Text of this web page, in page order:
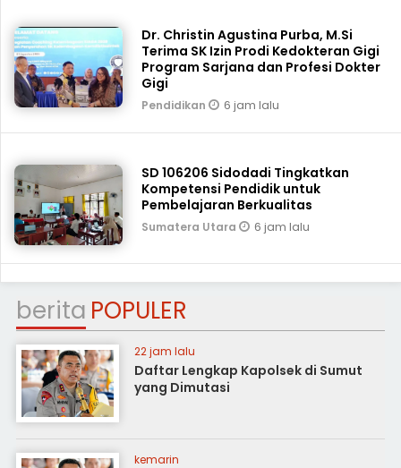
Dr. Christin Agustina Purba, M.Si
Terima SK Izin Prodi Kedokteran Gigi
Program Sarjana dan Profesi Dokter
Gigi
Pendidikan 6 jam lalu
SD 106206 Sidodadi Tingkatkan
Kompetensi Pendidik untuk
Pembelajaran Berkualitas
Sumatera Utara 6 jam lalu
berita POPULER
22 jam lalu
Daftar Lengkap Kapolsek di Sumut
yang Dimutasi
kemarin